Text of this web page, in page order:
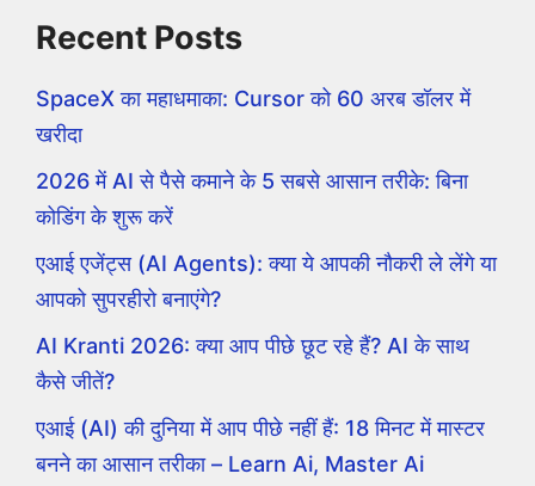
Recent Posts
SpaceX का महाधमाका: Cursor को 60 अरब डॉलर में
खरीदा
2026 में AI से पैसे कमाने के 5 सबसे आसान तरीके: बिना
कोडिंग के शुरू करें
एआई एजेंट्स (AI Agents): क्या ये आपकी नौकरी ले लेंगे या
आपको सुपरहीरो बनाएंगे?
AI Kranti 2026: क्या आप पीछे छूट रहे हैं? AI के साथ
कैसे जीतें?
एआई (AI) की दुनिया में आप पीछे नहीं हैं: 18 मिनट में मास्टर
बनने का आसान तरीका – Learn Ai, Master Ai